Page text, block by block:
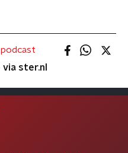
ster.nl